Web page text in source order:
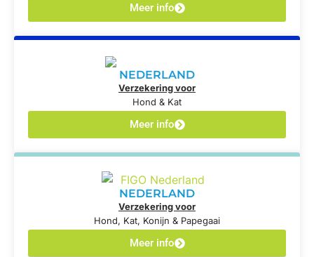
Meer info
NEDERLAND
Verzekering voor
Hond & Kat
Meer info
NEDERLAND
Verzekering voor
Hond, Kat, Konijn & Papegaai
Meer info